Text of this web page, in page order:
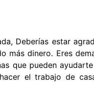
Deberías estar
más dinero. Eres
que pueden
el trabajo de